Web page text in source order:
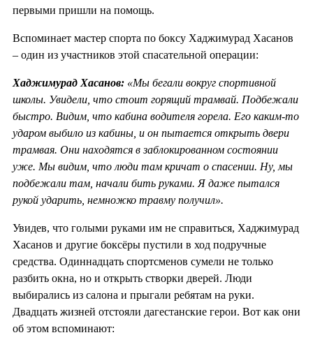
первыми пришли на помощь.
Вспоминает мастер спорта по боксу Хаджимурад Хасанов
– один из участников этой спасательной операции:
Хаджимурад Хасанов: «Мы бегали вокруг спортивной
школы. Увидели, что стоит горящий трамвай. Подбежали
быстро. Видим, что кабина водителя горела. Его каким-то
ударом выбило из кабины, и он пытается открыть двери
трамвая. Они находятся в заблокированном состоянии
уже. Мы видим, что люди там кричат о спасении. Ну, мы
подбежали там, начали бить руками. Я даже пытался
рукой ударить, немножко травму получил».
Увидев, что голыми руками им не справиться, Хаджимурад
Хасанов и другие боксёры пустили в ход подручные
средства. Одиннадцать спортсменов сумели не только
разбить окна, но и открыть створки дверей. Люди
выбирались из салона и прыгали ребятам на руки.
Двадцать жизней отстояли дагестанские герои. Вот как они
об этом вспоминают: